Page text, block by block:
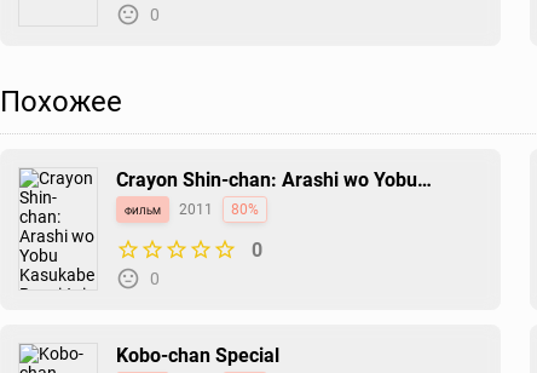
0
Похожее
Crayon Shin-chan: Arashi wo Yobu
Kasukabe Bouei-tai Uchuu Quiz de
Shoubu da zo!
фильм 2011 80%
0
0
Kobo-chan Special